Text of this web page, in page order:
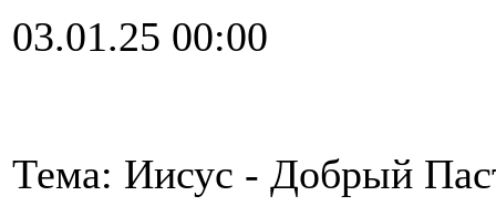
03.01.25 00:00
Тема: Иисус - Добрый